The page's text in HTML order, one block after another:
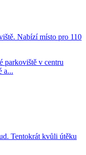
Nabízí místo pro 110
parkoviště v centru
a...
Tentokrát kvůli útěku